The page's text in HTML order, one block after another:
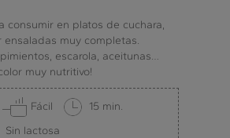
consumir en platos de cuchara,
muy completas.
escarola, aceitunas…
muy nutritivo!
Fácil
15 min.
Sin lactosa